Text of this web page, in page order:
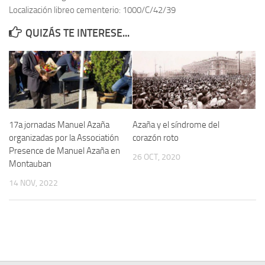
Memoria Histórica
Investigación previa de la represión en Talavera de la Reina (1937-
1947).
Informe Represión en Toledo 1936-1947 | Buscador
Informe de la fosa de abril de 1939 de Tembleque
Enciclopedia Republicana
Militantes históricos IR
Localización libreo cementerio: 1000/C/42/39
QUIZÁS TE INTERESE...
17a jornadas Manuel Azaña
organizadas por la Associatión
Presence de Manuel Azaña en
Montauban
14 NOV, 2022
Azaña y el síndrome del
corazón roto
26 OCT, 2020